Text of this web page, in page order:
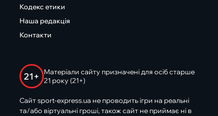
Кодекс етики
Наша редакція
Контакти
21+
Матеріали сайту призначені для осіб старше
21 року (21+)
Сайт sport-express.ua не проводить ігри на реальні
та/або віртуальні гроші, також сайт не приймає ні в